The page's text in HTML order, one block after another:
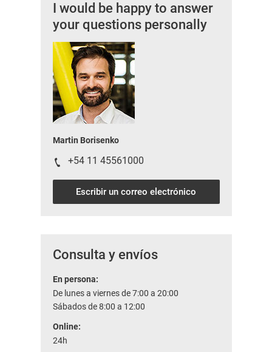
I would be happy to answer
your questions personally
Martin Borisenko
+54 11 45561000
Escribir un correo electrónico
Consulta y envíos
En persona:
De lunes a viernes de 7:00 a 20:00
Sábados de 8:00 a 12:00
Online:
24h